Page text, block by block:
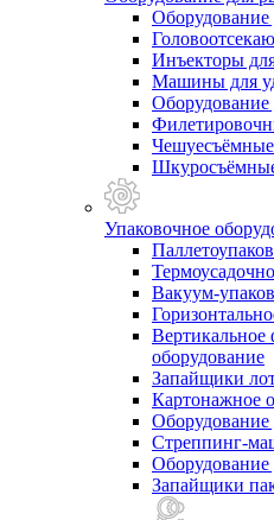
Оборудование
Инъекторы
Машины для
Упаковочное
Вакуум-
Вертикальное
оборудование
Запайщики
Картонажное
Оборудование
Стреппинг-
Оборудование
Запайщики